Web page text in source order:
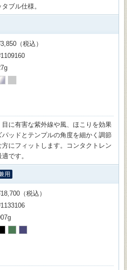
ブル仕様。
（税込）
に有害な紫外線や風、ほこりを効果
ッドとテンプルの角度を細かく調節
にフィットします。コンタクトレン
です。
用
（税込）